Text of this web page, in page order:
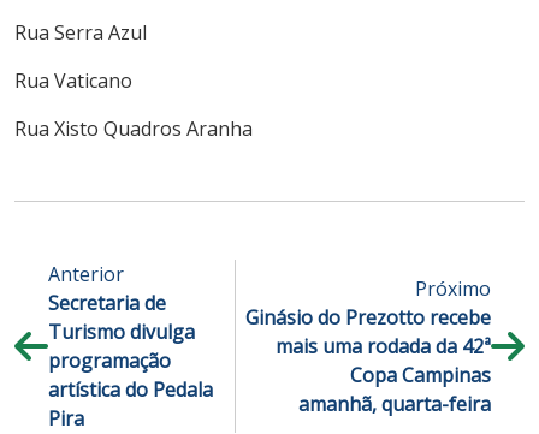
Rua Serra Azul
Rua Vaticano
Rua Xisto Quadros Aranha
Anterior
Secretaria de
Turismo divulga
programação
artística do Pedala
Pira
Próximo
Ginásio do Prezotto recebe
mais uma rodada da 42ª
Copa Campinas
amanhã, quarta-feira